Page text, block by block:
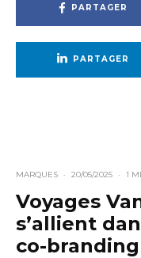
PARTAGER
PARTAGER
MARQUES · 20/05/2025 · 1
Voyages
s’allient
co-branding